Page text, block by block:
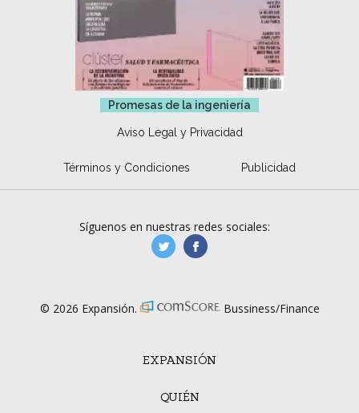
Promesas de la ingeniería
Aviso Legal y Privacidad
Términos y Condiciones Publicidad
EXPANSIÓN
QUIÉN
Síguenos en nuestras redes sociales:
manufacturaGE
© 2026 Expansión. Bussiness/Finance